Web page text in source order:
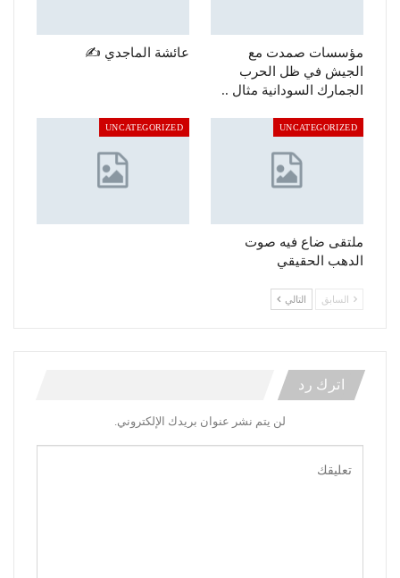
مؤسسات صمدت مع
الجيش في ظل الحرب
الجمارك السودانية مثال ..
عائشة الماجدي ✍️
UNCATEGORIZED
ملتقى ضاع فيه صوت
الدهب الحقيقي
UNCATEGORIZED
السابق التالي
اترك رد
لن يتم نشر عنوان بريدك الإلكتروني.